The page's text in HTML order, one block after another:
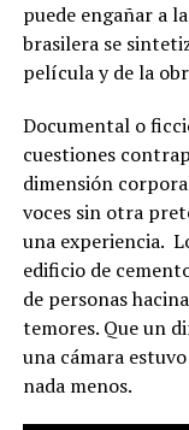
puede engañar a
brasilera se
película y de la
Documental o
cuestiones
dimensión
voces sin otra
una experiencia.
edificio de
de personas
temores. Que un
una cámara
nada menos.